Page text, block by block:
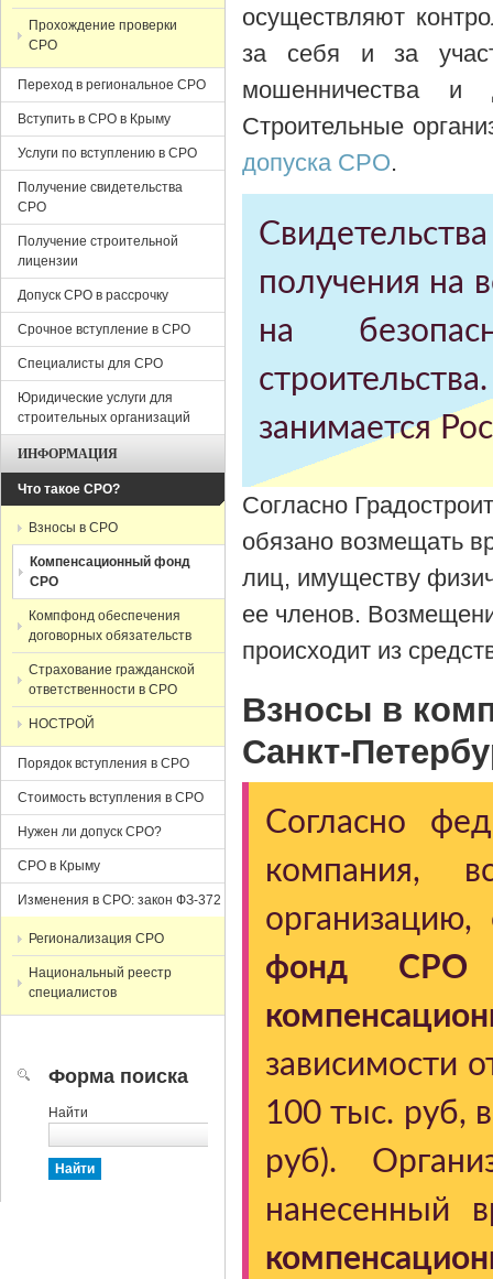
осуществляют
за себя и за
мошенничества и
Строительные
допуска СРО.
получения на
на
занимается
Согласно
обязано возмещать
лиц, имуществу
ее членов.
происходит из
Взносы в
Санкт-
Согласно
компания,
организацию,
фонд СРО
зависимости
100 тыс. руб,
руб).
нанесенный
Прохождение проверки
СРО
Переход в региональное СРО
Вступить в СРО в Крыму
Услуги по вступлению в СРО
Получение свидетельства
СРО
Получение строительной
лицензии
Допуск СРО в рассрочку
Срочное вступление в СРО
Специалисты для СРО
Юридические услуги для
строительных организаций
ИНФОРМАЦИЯ
Что такое СРО?
Взносы в СРО
Компенсационный фонд
СРО
Компфонд обеспечения
договорных обязательств
Страхование гражданской
ответственности в СРО
НОСТРОЙ
Порядок вступления в СРО
Стоимость вступления в СРО
Нужен ли допуск СРО?
СРО в Крыму
Изменения в СРО: закон ФЗ-372
Регионализация СРО
Национальный реестр
специалистов
Форма поиска
Найти